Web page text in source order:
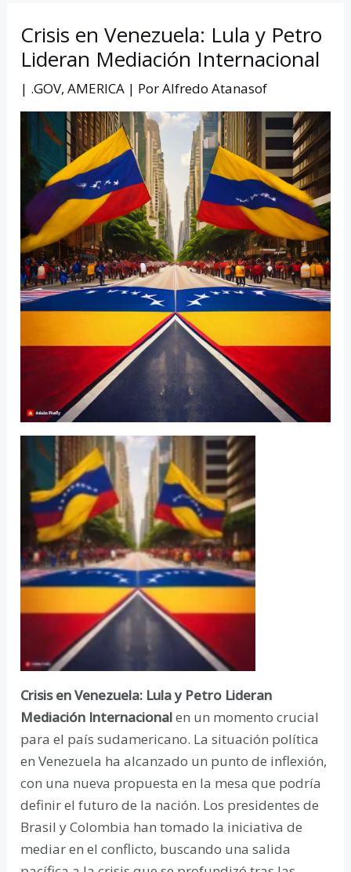
Crisis en Venezuela: Lula y Petro
Lideran Mediación Internacional
| .GOV,AMERICA | PorAlfredo Atanasof
Crisis en Venezuela: Lula y Petro Lideran
Mediación Internacionalen un momento crucial
para el país sudamericano. La situación política
en Venezuela ha alcanzado un punto de inflexión,
con una nueva propuesta en la mesa que podría
definir el futuro de la nación. Los presidentes de
Brasil y Colombia han tomado la iniciativa de
mediar en el conflicto, buscando una salida